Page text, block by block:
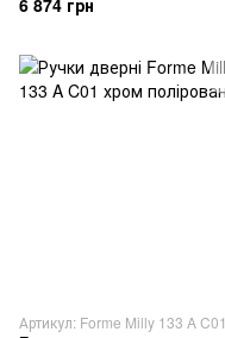
6 874 грн
Артикул: Forme Milly 133 A C01